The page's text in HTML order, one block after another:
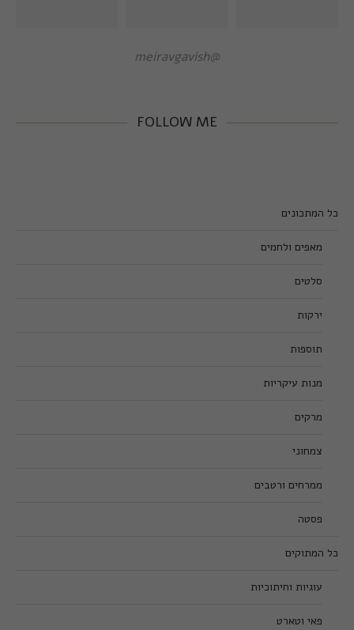
@meiravgavish
FOLLOW ME
כל המתכונים
מאפים ולחמים
סלטים
ירקות
תוספות
מנות עיקריות
מרקים
צמחוני
ממרחים ורטבים
פסטה
כל המתוקים
עוגיות וחיתוכיות
פאי וטארט